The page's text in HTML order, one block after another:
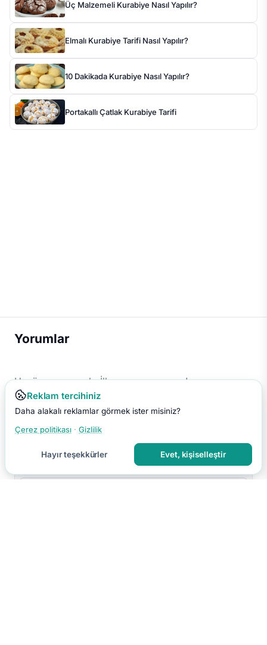
Üç Malzemeli Kurabiye Nasıl Yapılır?
Elmalı Kurabiye Tarifi Nasıl Yapılır?
10 Dakikada Kurabiye Nasıl Yapılır?
Portakallı Çatlak Kurabiye Tarifi
Yorumlar
Henüz yorum yok. İlk yorumu sen yap!
Reklam tercihiniz
Daha alakalı reklamlar görmek ister misiniz?
Çerez politikası · Gizlilik
Hayır teşekkürler Evet, kişiselleştir